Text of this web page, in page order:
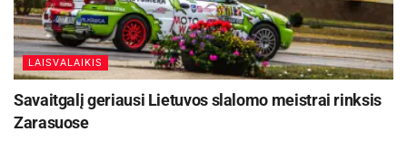
LAISVALAIKIS
Savaitgalį geriausi Lietuvos slalomo meistrai rinksis
Zarasuose